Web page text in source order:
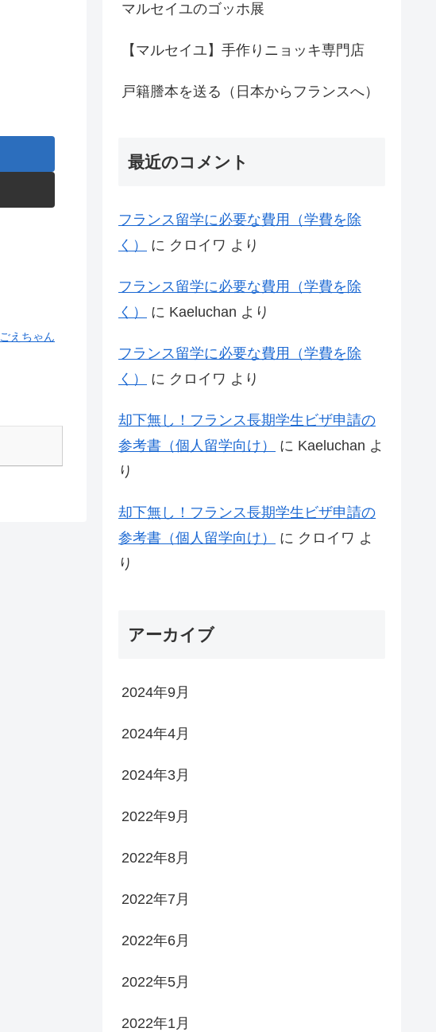
ごえちゃん
マルセイユのゴッホ展
【マルセイユ】手作りニョッキ専門店
戸籍謄本を送る（日本からフランスへ）
最近のコメント
フランス留学に必要な費用（学費を除
く）
に クロイワ より
フランス留学に必要な費用（学費を除
く）
に Kaeluchan より
フランス留学に必要な費用（学費を除
く）
に クロイワ より
却下無し！フランス長期学生ビザ申請の
参考書（個人留学向け）
に Kaeluchan よ
り
却下無し！フランス長期学生ビザ申請の
参考書（個人留学向け）
に クロイワ よ
り
アーカイブ
2024年9月
2024年4月
2024年3月
2022年9月
2022年8月
2022年7月
2022年6月
2022年5月
2022年1月